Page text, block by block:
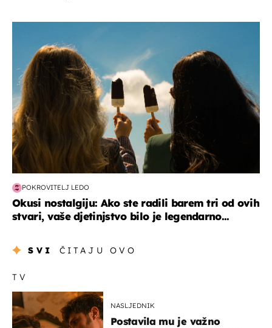
POKROVITELJ LEDO
Okusi nostalgiju: Ako ste radili barem tri od ovih
stvari, vaše djetinjstvo bilo je legendarno...
SVI ČITAJU OVO
TV
NASLJEDNIK
Postavila mu je važno